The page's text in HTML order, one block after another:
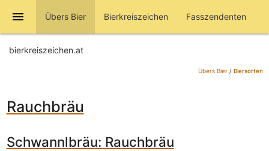
menu Übers Bier Bierkreiszeichen Fasszendenten
bierkreiszeichen.at
Übers Bier/ Biersorten
Rauchbräu
Schwannlbräu: Rauchbräu